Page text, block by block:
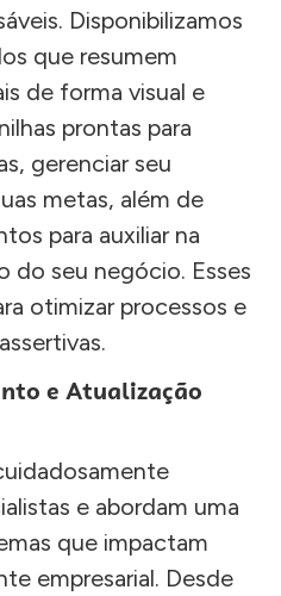
Disponibilizamos
que resumem
de forma visual e
prontas para
gerenciar seu
metas, além de
para auxiliar na
do seu negócio. Esses
otimizar processos e
e Atualização
e abordam uma
que impactam
empresarial. Desde